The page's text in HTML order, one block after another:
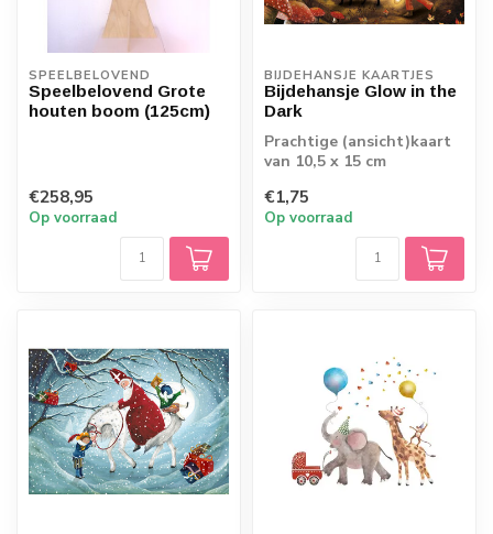
SPEELBELOVEND
Speelbelovend Grote
houten boom (125cm)
€258,95
Op voorraad
BIJDEHANSJE KAARTJES
Bijdehansje Glow in the
Dark
Prachtige (ansicht)kaart
van 10,5 x 15 cm
€1,75
Op voorraad